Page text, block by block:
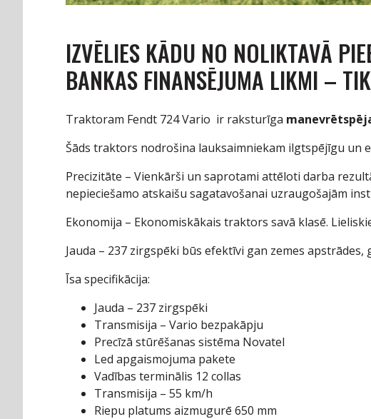
IZVĒLIES KĀDU NO NOLIKTAVĀ
BANKAS FINANSĒJUMA LIKMI –
Traktoram Fendt 724 Vario ir raksturīga
Šāds traktors nodrošina lauksaimniekam ilgtspējīgu un
Precizitāte – Vienkārši un saprotami attēloti darba
nepieciešamo atskaišu sagatavošanai uzraugošajām
Ekonomija – Ekonomiskākais traktors savā klasē.
Jauda – 237 zirgspēki būs efektīvi gan zemes
Īsa specifikācija:
Jauda – 237 zirgspēki
Transmisija – Vario bezpakāpju
Precīzā stūrēšanas sistēma Novatel
Led apgaismojuma pakete
Vadības terminālis 12 collas
Transmisija – 55 km/h
Riepu platums aizmugurē 650 mm